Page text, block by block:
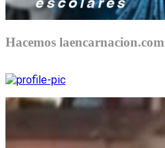
Hacemos laencarnacion.com